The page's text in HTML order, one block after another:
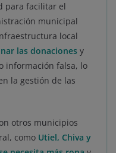
para facilitar el
municipal
local
las donaciones y
información falsa, lo
la gestión de las
otros municipios
como Utiel, Chiva y